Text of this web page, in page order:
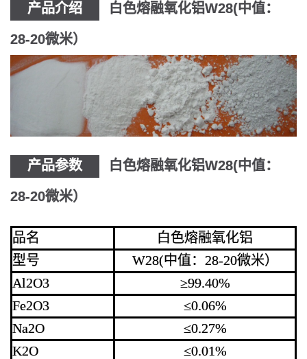
产品介绍 白色熔融氧化铝W28(中值：
28-20微米）
产品参数 白色熔融氧化铝W28(中值：
28-20微米）
品名
白色熔融氧化铝
型号
W28(中值：28-20微米）
Al2O3
≥99.40%
Fe2O3
≤0.06%
Na2O
≤0.27%
K2O
≤0.01%